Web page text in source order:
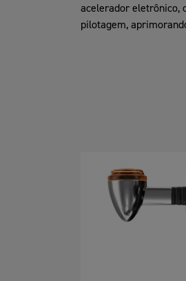
acelerador eletrônico,
pilotagem,